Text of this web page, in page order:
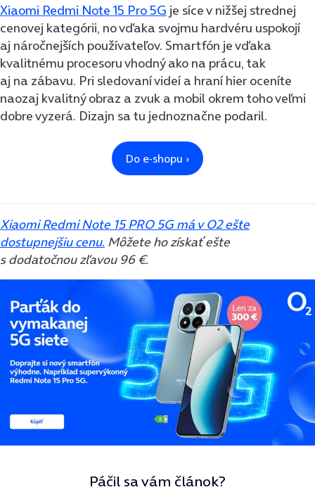
Xiaomi Redmi Note 15 Pro 5G je síce v nižšej strednej
cenovej kategórii, no vďaka svojmu hardvéru uspokojí
aj náročnejších používateľov. Smartfón je vďaka
kvalitnému procesoru vhodný ako na prácu, tak
aj na zábavu. Pri sledovaní videí a hraní hier oceníte
naozaj kvalitný obraz a zvuk a mobil okrem toho veľmi
dobre vyzerá. Dizajn sa tu jednoznačne podaril.
Xiaomi Redmi Note 15 PRO 5G má v O2 ešte
dostupnejšiu cenu. Môžete ho získať ešte
s dodatočnou zľavou 96 €.
Páčil sa vám článok?